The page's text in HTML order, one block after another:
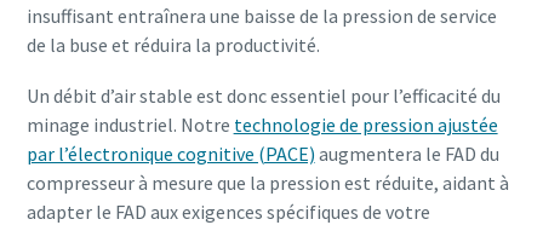
insuffisant entraînera une baisse de la pression de service
de la buse et réduira la productivité.
Un débit d’air stable est donc essentiel pour l’efficacité du
minage industriel. Notre technologie de pression ajustée
par l’électronique cognitive (PACE) augmentera le FAD du
compresseur à mesure que la pression est réduite, aidant à
adapter le FAD aux exigences spécifiques de votre